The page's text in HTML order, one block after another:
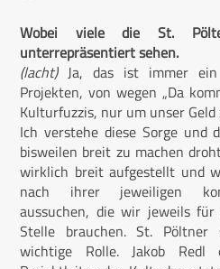
Wobei viele die St.
unterrepräsentiert sehen.
(lacht)Ja, das ist immer ein
Projekten, von wegen „Da
Kulturfuzzis, nur um unser Geld
Ich verstehe diese Sorge und
bisweilen breit zu machen
wirklich breit aufgestellt und
nach ihrer jeweiligen
aussuchen, die wir jeweils
Stelle brauchen. St. Pöltner
wichtige Rolle. Jakob